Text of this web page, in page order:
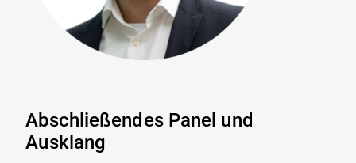
Abschließendes Panel und
Ausklang